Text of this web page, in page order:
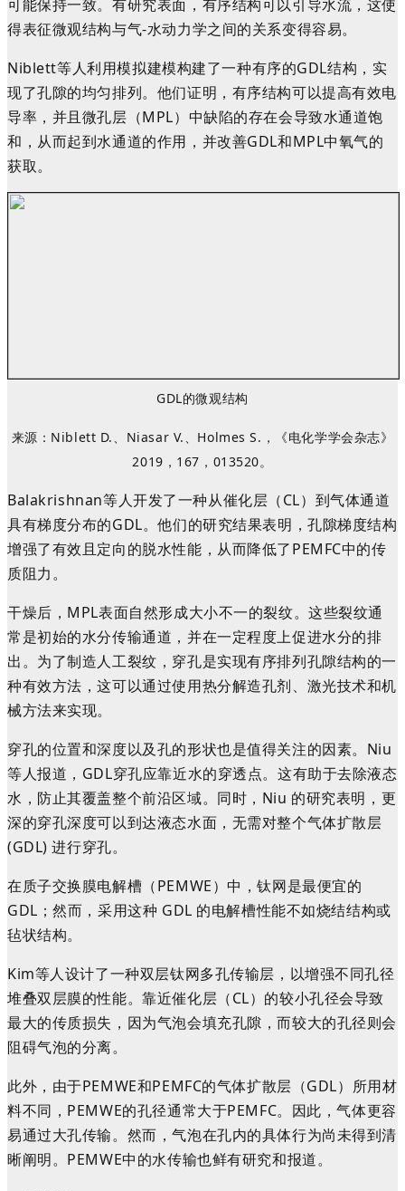
可能保持一致。有研究表面，有序结构可以引导水流，这使
得表征微观结构与气-水动力学之间的关系变得容易。
Niblett等人利用模拟建模构建了一种有序的GDL结构，实
现了孔隙的均匀排列。他们证明，有序结构可以提高有效电
导率，并且微孔层（MPL）中缺陷的存在会导致水通道饱
和，从而起到水通道的作用，并改善GDL和MPL中氧气的
获取。
GDL的微观结构
来源 ：Niblett D.、Niasar V.、Holmes S.，《电化学学会杂志》
2019，167，013520。
Balakrishnan等人开发了一种从催化层（CL）到气体通道
具有梯度分布的GDL。他们的研究结果表明，孔隙梯度结构
增强了有效且定向的脱水性能，从而降低了PEMFC中的传
质阻力。
干燥后，MPL表面自然形成大小不一的裂纹。这些裂纹通
常是初始的水分传输通道，并在一定程度上促进水分的排
出。为了制造人工裂纹，穿孔是实现有序排列孔隙结构的一
种有效方法，这可以通过使用热分解造孔剂、激光技术和机
械方法来实现。
穿孔的位置和深度以及孔的形状也是值得关注的因素。Niu
等人报道，GDL穿孔应靠近水的穿透点。 这有助于去除液态
水，防止其覆盖整个前沿区域。同时，Niu 的研究表明，更
深的穿孔深度可以到达液态水面，无需对整个气体扩散层
(GDL) 进行穿孔。
在质子交换膜电解槽 （PEMWE）中，钛网是最便宜的
GDL；然而，采用这种 GDL 的电解槽性能不如烧结结构或
毡状结构。
Kim等人设计了一种双层钛网多孔传输层，以增强不同孔径
堆叠双层膜的性能。靠近催化层（CL）的较小孔径会导致
最大的传质损失，因为气泡会填充孔隙，而较大的孔径则会
阻碍气泡的分离。
此外，由于PEMWE和PEMFC的气体扩散层（GDL）所用材
料不同，PEMWE的孔径通常大于PEMFC。因此，气体更容
易通过大孔传输。然而，气泡在孔内的具体行为尚未得到清
晰阐明。PEMWE中的水传输也鲜有研究和报道。